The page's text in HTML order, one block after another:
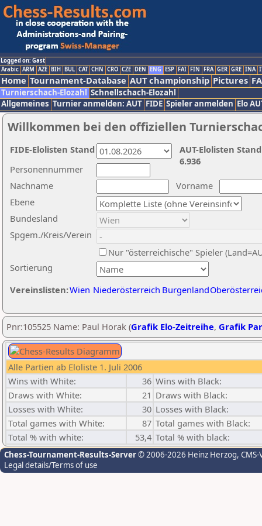
Logged on: Gast
Arabic ARM AZE BIH BUL CAT CHN CRO CZE DEN ENG ESP FAI FIN FRA GER GRE INA
Home Tournament-Database AUT championship Pictures
Turnierschach-Elozahl Schnellschach-Elozahl
Allgemeines Turnier anmelden: AUT FIDE Spieler anmelden Elo
Willkommen bei den offiziellen
Nachname
Vorname
Ebene
Sortierung
Personennummer
Bundesland
Spgem./Kreis/Verein
Nur "österreichische" Spieler
Vereinslisten:Wien Niederösterreich Burgenland
AUT-Elolisten
6.936
FIDE-Elolisten Stand
Pnr:105525 Name: Paul Horak (Grafik Elo-Zeitreihe, Grafik
Alle Partien ab Eloliste 1. Juli 2006
Wins with White:
36 Wins with Black:
Draws with White:
21 Draws with Black:
Losses with White:
30 Losses with Black:
Total games with White:
87 Total games with Black:
Total % with white:
53,4 Total % with black:
Chess-Tournament-Results-Server© 2006-2026 Heinz Herzog,
Legal details/Terms of use